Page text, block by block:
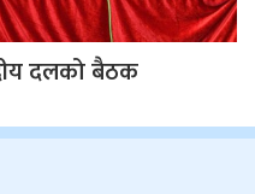
दलको बैठक